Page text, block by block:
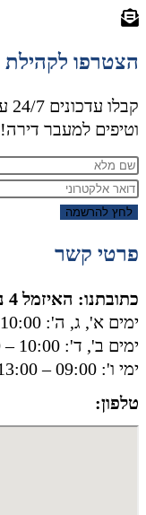
הצטרפו
וטיפים למעבר דירה!
לחץ להרשמה
פרטי קשר
כתובתנו: האיזמל 4 נס ציונה
ימים א', ג, ה': 10:00 – 19:00
ימים ב', ד': 10:00 – 18:00
ימי ו': 09:00 – 13:00
טלפון: